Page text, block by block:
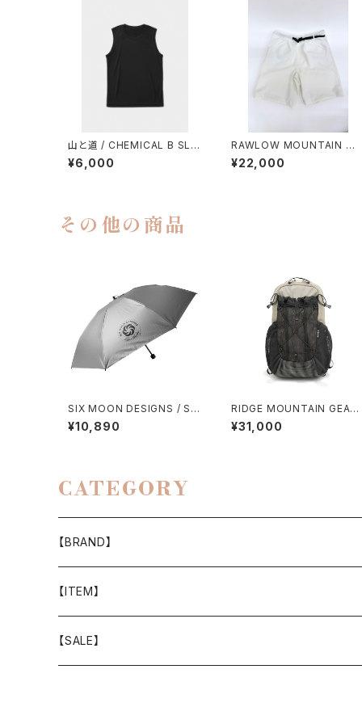
山と道 / CHEMICAL B SLE
EVELESS（MEN）
¥6,000
RAWLOW MOUNTAIN
RKS / HIKER GURKHA PA
NTS
¥22,000
その他の商品
SIX MOON DESIGNS / SIL
VER SHADOW MINI UMBR
ELLA
¥10,890
RIDGE MOUNTAIN GEAR
ONE MILE MP（GREIGE）
¥31,000
CATEGORY
【BRAND】
山と道
T-SHIRT
迷迭香
【ITEM】
WEAR
【SALE】